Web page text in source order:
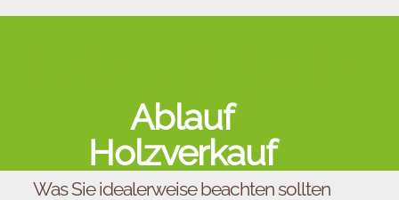
Startseite
Ablauf
Holzverkauf
Was Sie idealerweise beachten sollten